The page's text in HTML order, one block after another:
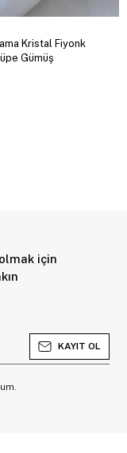
Kristal Fiyonk
Gümüş
için
KAYIT OL